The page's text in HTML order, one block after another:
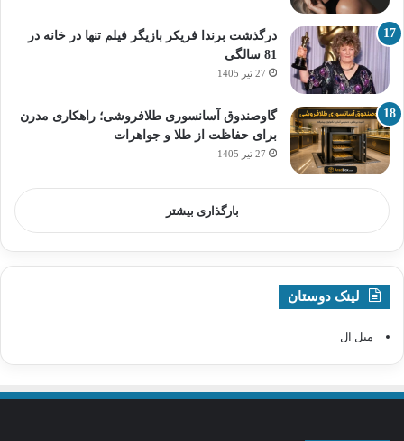
درگذشت برندا فریکر بازیگر فیلم تنها در خانه در
81 سالگی
27 تیر 1405
گاوصندوق آسانسوری طلافروشی؛ راهکاری مدرن
برای حفاظت از طلا و جواهرات
27 تیر 1405
بارگذاری بیشتر
لینک دوستان
مبل ال